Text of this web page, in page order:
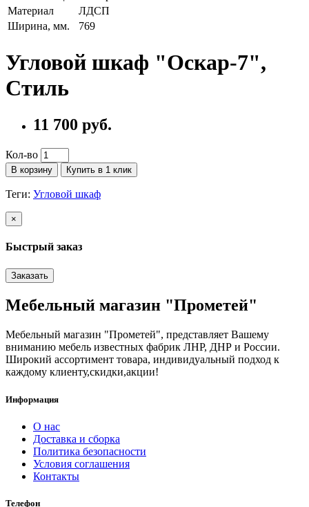
Материал
ЛДСП
Ширина, мм.
769
Угловой шкаф "Оскар-7",
Стиль
11 700 руб.
Кол-во
В корзину Купить в 1 клик
Теги: Угловой шкаф
×
Быстрый заказ
Заказать
Мебельный магазин "Прометей"
Мебельный магазин "Прометей", представляет Вашему
вниманию мебель известных фабрик ЛНР, ДНР и России.
Широкий ассортимент товара, индивидуальный подход к
каждому клиенту,скидки,акции!
Информация
О нас
Доставка и сборка
Политика безопасности
Условия соглашения
Контакты
Телефон